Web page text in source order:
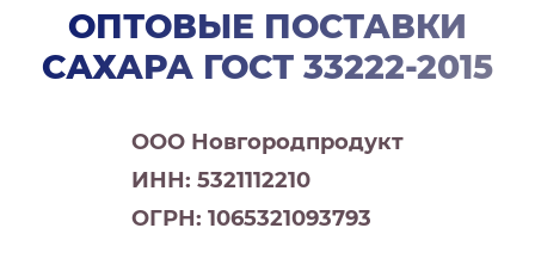
ОПТОВЫЕ ПОСТАВКИ
САХАРА ГОСТ 33222-2015
ООО Новгородпродукт
ИНН: 5321112210
ОГРН: 1065321093793